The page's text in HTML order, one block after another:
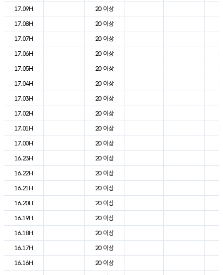
17.09H
20 이상
17.08H
20 이상
17.07H
20 이상
17.06H
20 이상
17.05H
20 이상
17.04H
20 이상
17.03H
20 이상
17.02H
20 이상
17.01H
20 이상
17.00H
20 이상
16.23H
20 이상
16.22H
20 이상
16.21H
20 이상
16.20H
20 이상
16.19H
20 이상
16.18H
20 이상
16.17H
20 이상
16.16H
20 이상